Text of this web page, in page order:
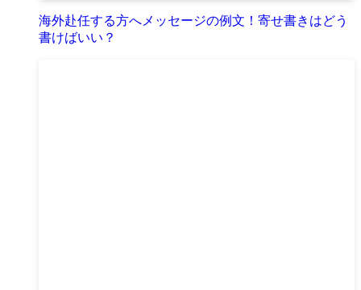
海外赴任する方へメッセージの例文！寄せ書きはどう
書けばいい？